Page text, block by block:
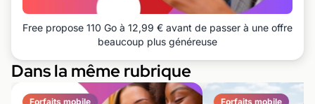
Free propose 110 Go à 12,99 € avant de passer à une offre
beaucoup plus généreuse
Dans la même rubrique
Forfaits mobile Forfaits mobile